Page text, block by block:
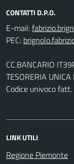
CONTATTI D.P.O.
E-mail:
PEC:
CC.BANCARIO
TESORERIA
Codice univoco
LINK UTILI
Regione Piemonte